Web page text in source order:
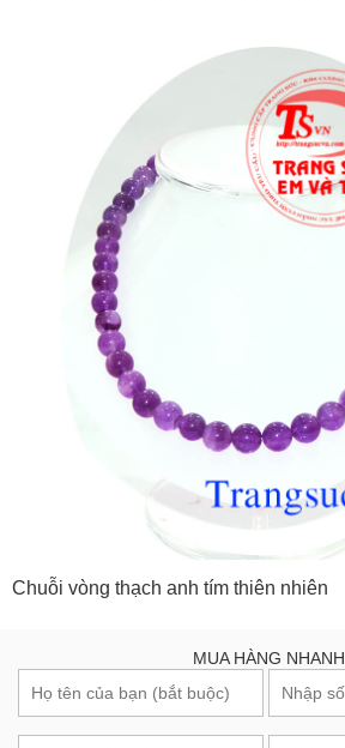
Chuỗi vòng thạch anh tím thiên nhiên
MUA HÀNG NHANH